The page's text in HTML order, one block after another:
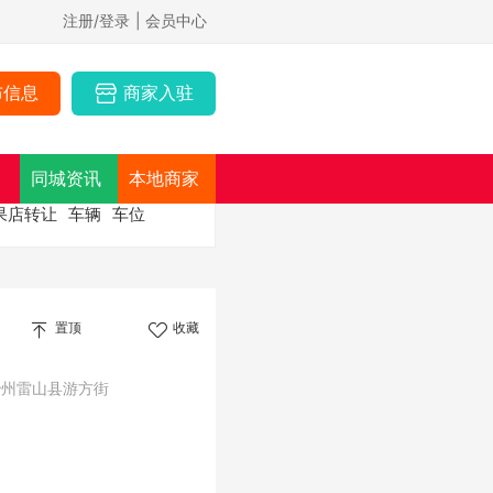
注册/登录 | 会员中心
息 商家入驻
同城资讯 本地商家
店转让 车辆 车位
置顶 收藏
雷山县游方街